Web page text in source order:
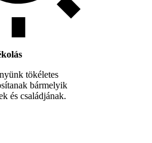
tökéletes
bármelyik
és családjának.